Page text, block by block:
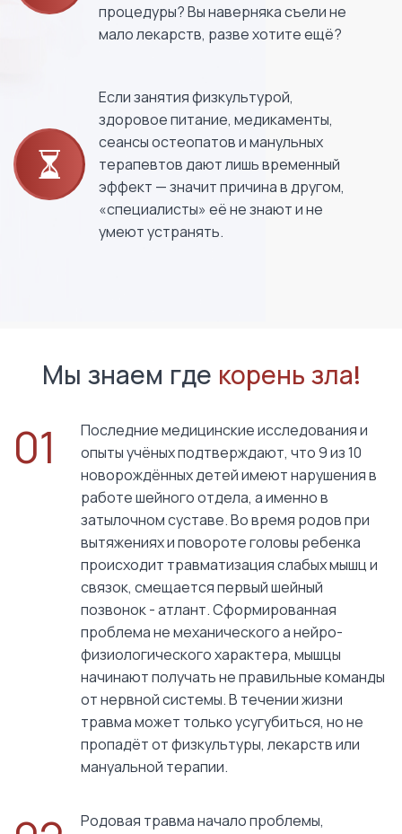
процедуры? Вы наверняка съели не
мало лекарств, разве хотите ещё?
Если занятия физкультурой,
здоровое питание, медикаменты,
сеансы остеопатов и манульных
терапевтов дают лишь временный
эффект — значит причина в другом,
«специалисты» её не знают и не
умеют устранять.
Мы знаем где корень зла!
01
Последние медицинские исследования и
опыты учёных подтверждают, что 9 из 10
новорождённых детей имеют нарушения в
работе шейного отдела, а именно в
затылочном суставе. Во время родов при
вытяжениях и повороте головы ребенка
происходит травматизация слабых мышц и
связок, смещается первый шейный
позвонок - атлант. Сформированная
проблема не механического а нейро-
физиологического характера, мышцы
начинают получать не правильные команды
от нервной системы. В течении жизни
травма может только усугубиться, но не
пропадёт от физкультуры, лекарств или
мануальной терапии.
Родовая травма начало проблемы,